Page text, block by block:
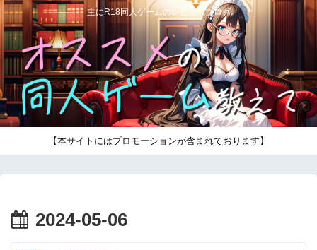
主にR18同人ゲームのレビューブログ
【本サイトにはプロモーションが含まれております】
2024-05-06